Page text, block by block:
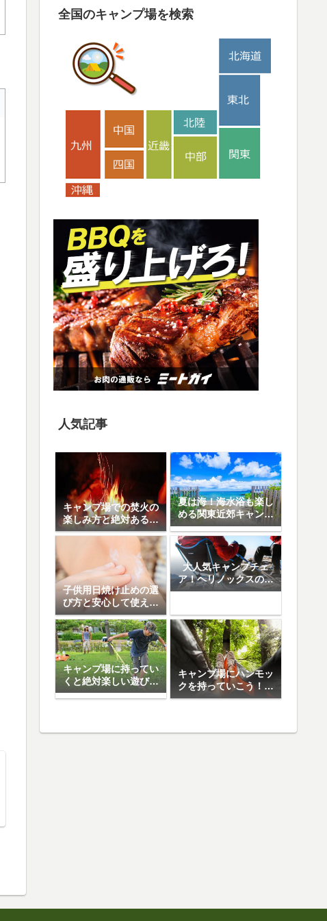
全国のキャンプ場を検索
人気記事
キャンプ場での焚火の
楽しみ方と絶対あると
便利なアイテム8選
夏は海！海水浴も楽し
める関東近郊キャンプ
場10選
子供用日焼け止めの選
び方と安心して使える
日焼け止め5選
大人気キャンプチェ
ア！ヘリノックスの魅
力と人気の5モデル徹
キャンプ場に持ってい
くと絶対楽しい遊び道
具10選
キャンプ場にハンモッ
クを持っていこう！お
すすめハンモック5選